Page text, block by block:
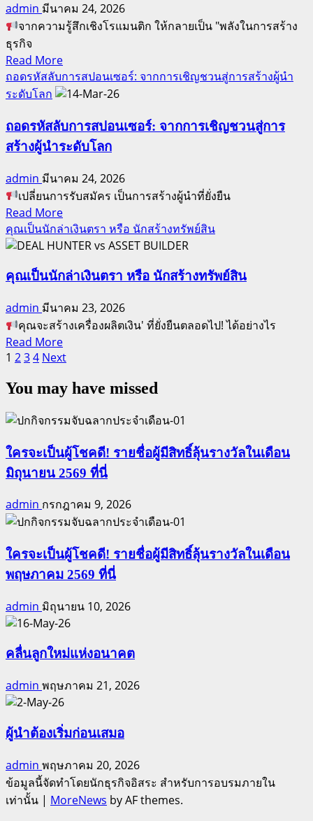
สร้าง
ความ
สร้าง
มรดก
admin มีนาคม 24, 2026
จากความรู้สึกเชิงโรแมนติก ให้กลายเป็น "พลังในการสร้าง
ธุรกิจ
Read MoreRead
more
about
คุณ
รัก
คุณ
ใน
อนาคต
จง
สร้าง
ด้วย
นี้
ถอดรหัสลับการสปอนเซอร์: จากการเชิญชวนสู่การสร้างผู้นำ
ระดับโลก
ถอดรหัสลับการสปอนเซอร์: จากการเชิญชวนสู่การ
สร้างผู้นำระดับโลก
admin มีนาคม 24, 2026
เปลี่ยนการรับสมัคร เป็นการสร้างผู้นำที่ยั่งยืน
Read MoreRead
more
about
ลับ
รส
ปอน
เซอร์:
จาก
การ
เชิญ
ชวน
การ
สร้าง
ระดับ
โลก
คุณเป็นนักล่าเงินตรา หรือ นักสร้างทรัพย์สิน
คุณเป็นนักล่าเงินตรา หรือ นักสร้างทรัพย์สิน
admin มีนาคม 23, 2026
คุณจะสร้างเครื่องผลิตเงิน' ที่ยั่งยืนตลอดไป! ได้อย่างไร
Read MoreRead
more
คุณ
นัก
เงิน
ตรา
นัก
สร้าง
ทรัพย์สิน
Posts
1 234 Next
You may have missed
ใครจะเป็นผู้โชคดี! รายชื่อผู้มีสิทธิ์ลุ้นรางวัลในเดือน
มิถุนายน 2569 ที่นี่
admin กรกฎาคม 9, 2026
ใครจะเป็นผู้โชคดี! รายชื่อผู้มีสิทธิ์ลุ้นรางวัลในเดือน
พฤษภาคม 2569 ที่นี่
admin มิถุนายน 10, 2026
คลื่นลูกใหม่แห่งอนาคต
admin พฤษภาคม 21, 2026
ผู้นำต้องเริ่มก่อนเสมอ
admin พฤษภาคม 20, 2026
ข้อมูลนี้จัดทำโดยนักธุรกิจอิสระ สำหรับการอบรมภายใน
เท่านั้น | MoreNews by AF themes.